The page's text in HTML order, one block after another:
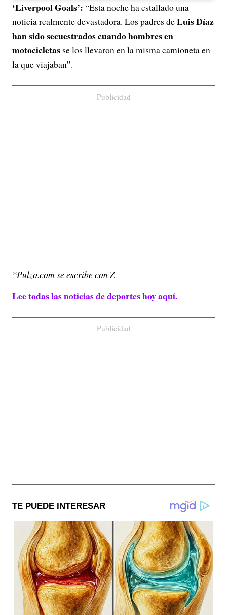
‘Liverpool Goals’: “Esta noche ha estallado una
noticia realmente devastadora. Los padres deLuis Díaz
han sido secuestrados cuando hombres en
motocicletas se los llevaron en la misma camioneta en
la que viajaban”.
Publicidad
*Pulzo.com se escribe con Z
Lee todas las noticias de deportes hoy aquí.
Publicidad